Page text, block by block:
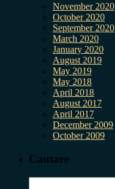
November 2020
October 2020
September 2020
March 2020
January 2020
August 2019
May 2019
May 2018
April 2018
August 2017
April 2017
December 2009
October 2009
Cautare